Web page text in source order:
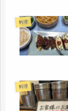
料理
料理